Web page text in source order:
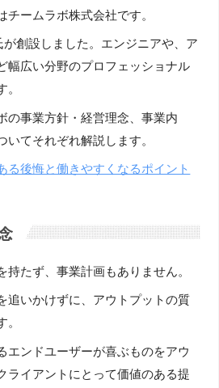
チームラボ株式会社です。
が創設しました。エンジニアや、ア
幅広い分野のプロフェッショナル
。
の事業方針・経営理念、事業内
いてそれぞれ解説します。
る後悔と働きやすくなるポイント
持たず、事業計画もありません。
追いかけずに、アウトプットの質
。
エンドユーザーが喜ぶものをアウ
ライアントにとって価値のある提